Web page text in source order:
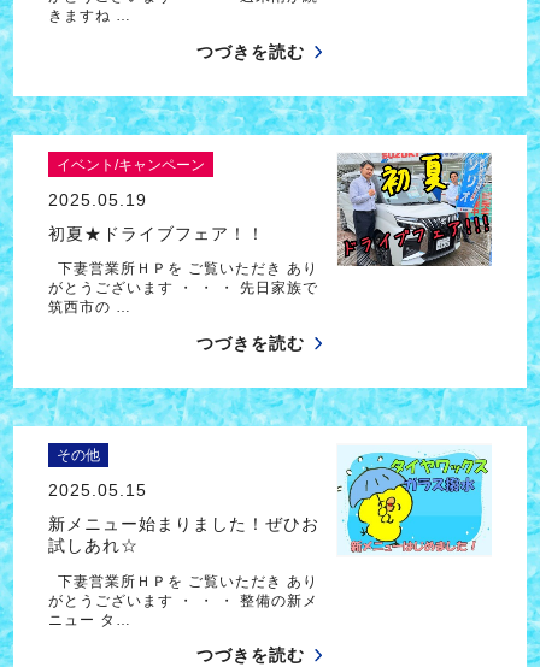
きますね …
つづきを読む
イベント/キャンペーン
2025.05.19
初夏★ドライブフェア！！
下妻営業所ＨＰを ご覧いただき あり
がとうございます ・ ・ ・ 先日家族で
筑西市の …
つづきを読む
その他
2025.05.15
新メニュー始まりました！ぜひお
試しあれ☆
下妻営業所ＨＰを ご覧いただき あり
がとうございます ・ ・ ・ 整備の新メ
ニュー タ…
つづきを読む